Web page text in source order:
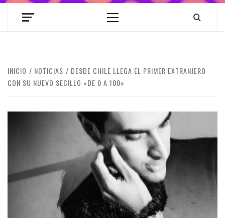
Menú
INICIO NOTICIAS
DESDE CHILE LLEGA EL PRIMER EXTRANJERO
CON SU NUEVO SECILLO «DE 0 A 100»